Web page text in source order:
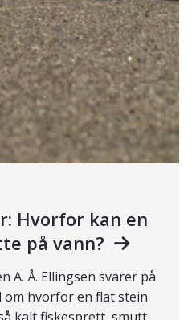
Hvorfor kan en
på vann?
A. Å. Ellingsen svarer på
hvorfor en flat stein